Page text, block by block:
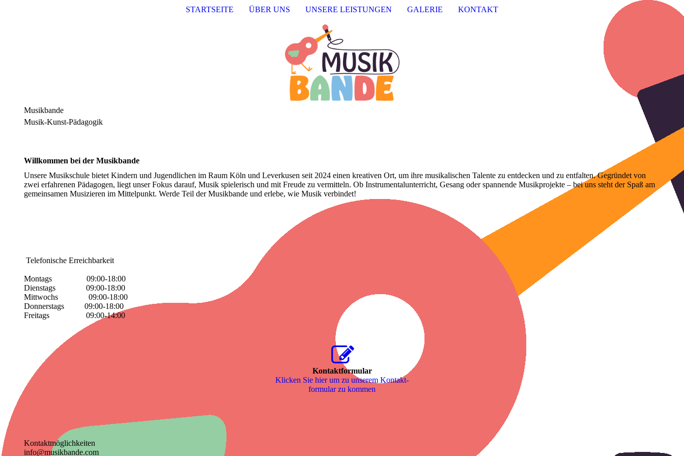
STARTSEITE ÜBER UNS UNSERE LEISTUNGEN GALERIE KONTAKT
Musikbande
Musik-Kunst-Pädagogik
Willkommen bei der Musikbande
Unsere Musikschule bietet Kindern und Jugendlichen im Raum Köln und Leverkusen seit 2024 einen kreativen Ort, um ihre musikalischen Talente zu entdecken und zu entfalten. Gegründet von
zwei erfahrenen Pädagogen, liegt unser Fokus darauf, Musik spielerisch und mit Freude zu vermitteln. Ob Instrumentalunterricht, Gesang oder spannende Musikprojekte – bei uns steht der Spaß am
gemeinsamen Musizieren im Mittelpunkt. Werde Teil der Musikbande und erlebe, wie Musik verbindet!
Telefonische Erreichbarkeit
Montags 09:00-18:00
Dienstags 09:00-18:00
Mittwochs 09:00-18:00
Donnerstags 09:00-18:00
Freitags 09:00-14:00
Kontaktformular
Klicken Sie hier um zu unserem Kon­takt­
for­mu­lar zu kommen
Kontaktmöglichkeiten
info@musikbande.com